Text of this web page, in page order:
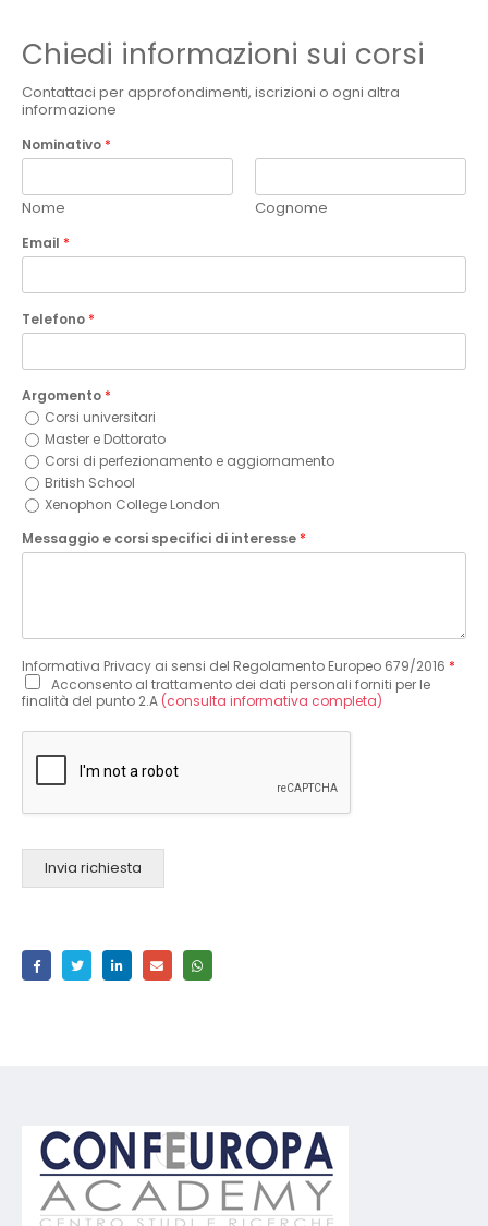
Chiedi informazioni sui corsi
Contattaci per approfondimenti, iscrizioni o ogni altra
informazione
Nominativo *
Nome Cognome
Email *
Telefono *
Argomento *
Corsi universitari
Master e Dottorato
Corsi di perfezionamento e aggiornamento
British School
Xenophon College London
Messaggio e corsi specifici di interesse *
Informativa Privacy ai sensi del Regolamento Europeo 679/2016 *
Acconsento al trattamento dei dati personali forniti per le
finalità del punto 2.A (consulta informativa completa)
Invia richiesta